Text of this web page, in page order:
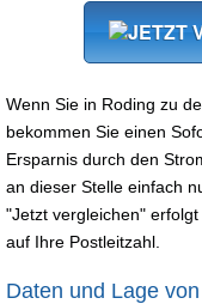
Wenn Sie in Roding zu
bekommen Sie einen
Ersparnis durch den
an dieser Stelle einfach
"Jetzt vergleichen"
auf Ihre Postleitzahl.
Daten und Lage